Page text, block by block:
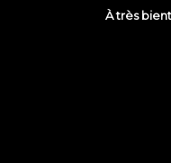
À très